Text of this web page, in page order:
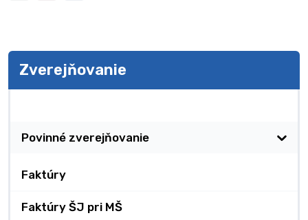
Zverejňovanie
Povinné zverejňovanie
Faktúry
Faktúry ŠJ pri MŠ